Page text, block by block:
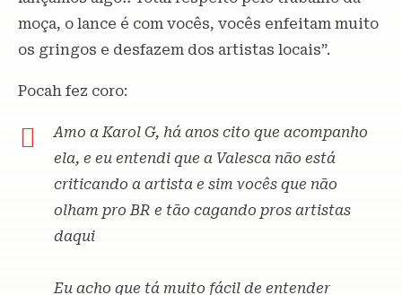
moça, o lance é com vocês, vocês enfeitam muito
os gringos e desfazem dos artistas locais”.
Pocah fez coro:
Amo a Karol G, há anos cito que acompanho
ela, e eu entendi que a Valesca não está
criticando a artista e sim vocês que não
olham pro BR e tão cagando pros artistas
daqui
Eu acho que tá muito fácil de entender